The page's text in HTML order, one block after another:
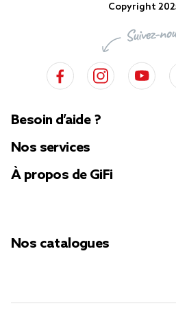
Copyright
Besoin d’aide ?
Nos services
À propos de GiFi
Nos catalogues